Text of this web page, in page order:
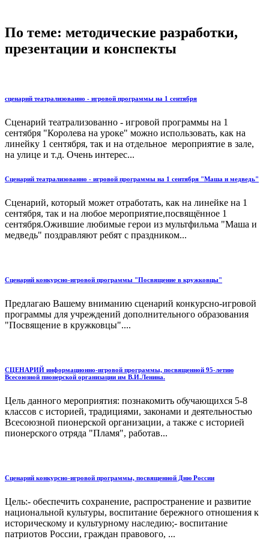
По теме: методические разработки,
презентации и конспекты
сценарий театрализованно - игровой программы на 1 сентября
Сценарий театрализованно - игровой программы на 1
сентября "Королева на уроке" можно использовать, как на
линейку 1 сентября, так и на отдельное мероприятие в зале,
на улице и т.д. Очень интерес...
Сценарий театрализованно - игровой программы на 1 сентября "Маша и медведь"
Сценарий, который может отработать, как на линейке на 1
сентября, так и на любое мероприятие,посвящённое 1
сентября.Ожившие любимые герои из мультфильма "Маша и
медведь" поздравляют ребят с праздником...
Сценарий конкурсно-игровой программы "Посвящение в кружковцы"
Предлагаю Вашему вниманию сценарий конкурсно-игровой
программы для учреждений дополнительного образования
"Посвящение в кружковцы"....
СЦЕНАРИЙ информационно-игровой программы, посвященной 95-летию
Всесоюзной пионерской организации им В.И.Ленина.
Цель данного мероприятия: познакомить обучающихся 5-8
классов с историей, традициями, законами и деятельностью
Всесоюзной пионерской организации, а также с историей
пионерского отряда "Пламя", работав...
Сценарий конкурсно-игровой программы, посвященной Дню России
Цель:- обеспечить сохранение, распространение и развитие
национальной культуры, воспитание бережного отношения к
историческому и культурному наследию;- воспитание
патриотов России, граждан правового, ...